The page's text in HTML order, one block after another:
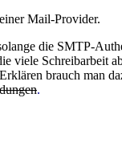
Mail-Provider.
die SMTP-
viele Schreibarbeit
brauch man
.